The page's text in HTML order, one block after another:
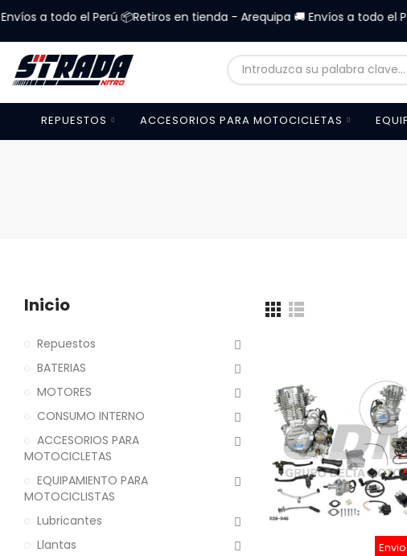
a todo el Perú 📦Retiros en tienda - Arequipa 🚚 Envíos a todo el
REPUESTOS ACCESORIOS PARA MOTOCICLETAS
Inicio
Repuestos
BATERIAS
MOTORES
CONSUMO INTERNO
ACCESORIOS PARA
MOTOCICLETAS
EQUIPAMIENTO PARA
MOTOCICLISTAS
Lubricantes
Llantas